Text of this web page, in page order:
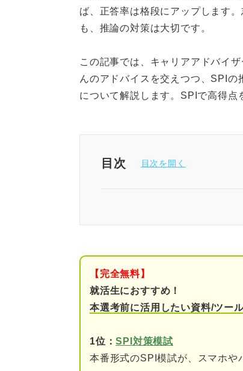
ば、正答率は格段にアップします
も、推論の対策は大切です。
この記事では、キャリアアドバイ
んのアドバイスを交えつつ、SPIの
について解説します。SPIで高得点
目次
推論はSPI非言語
難しいものの解き
SPIの推論が難しいと感
【完全無料】
就活生におすすめ！
本選考前に活用したい資料/ツー
1位：SPI対策模試
本番形式のSPI模試が、スマホや